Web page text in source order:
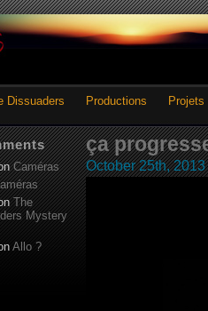
Dissuaders Productions Projets
ça
October 25th, 2013
Caméras
The
Mystery
Allo ?